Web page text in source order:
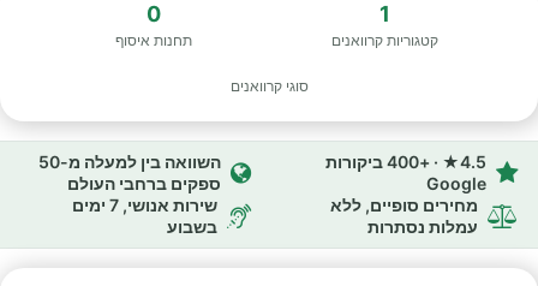
1
קטגוריות קרוואנים
0
תחנות איסוף
סוגי קרוואנים
4.5★ · +400 ביקורות
Google
השוואה בין למעלה מ-50
ספקים ברחבי העולם
מחירים סופיים, ללא
עמלות נסתרות
שירות אנושי, 7 ימים
בשבוע